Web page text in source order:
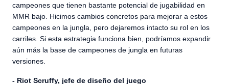
campeones que tienen bastante potencial de jugabilidad en
MMR bajo. Hicimos cambios concretos para mejorar a estos
campeones en la jungla, pero dejaremos intacto su rol en los
carriles. Si esta estrategia funciona bien, podríamos expandir
aún más la base de campeones de jungla en futuras
versiones.
- Riot Scruffy, jefe de diseño del juego